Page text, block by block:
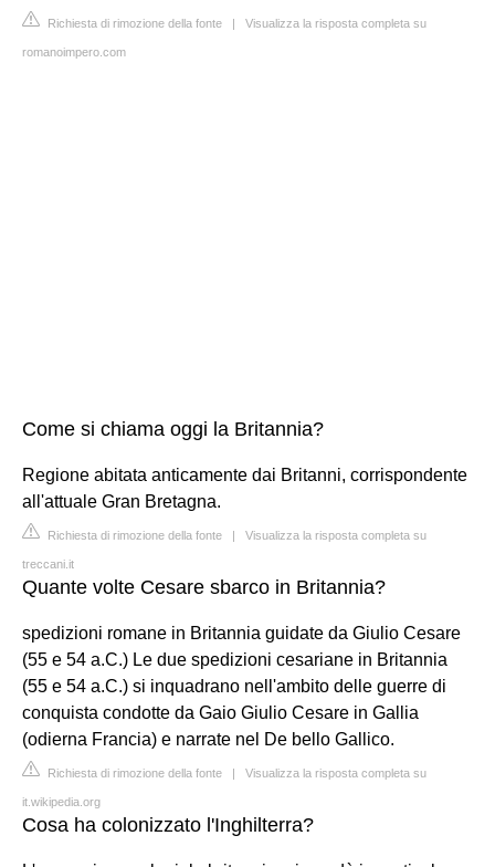
Richiesta di rimozione della fonte | Visualizza la risposta completa su
romanoimpero.com
Come si chiama oggi la Britannia?
Regione abitata anticamente dai Britanni, corrispondente
all'attuale Gran Bretagna.
Richiesta di rimozione della fonte | Visualizza la risposta completa su
treccani.it
Quante volte Cesare sbarco in Britannia?
spedizioni romane in Britannia guidate da Giulio Cesare
(55 e 54 a.C.) Le due spedizioni cesariane in Britannia
(55 e 54 a.C.) si inquadrano nell'ambito delle guerre di
conquista condotte da Gaio Giulio Cesare in Gallia
(odierna Francia) e narrate nel De bello Gallico.
Richiesta di rimozione della fonte | Visualizza la risposta completa su
it.wikipedia.org
Cosa ha colonizzato l'Inghilterra?